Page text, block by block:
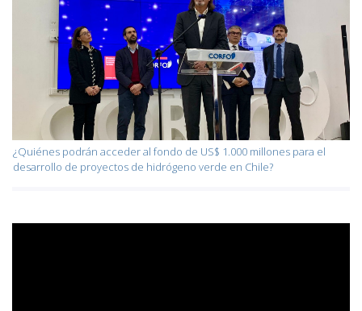
¿Quiénes podrán acceder al fondo de US$ 1.000 millones para el
desarrollo de proyectos de hidrógeno verde en Chile?